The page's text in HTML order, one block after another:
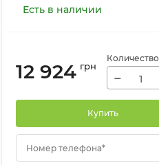
Есть в наличии
12 924 грн
Количество
−
Купить
Номер телефона*